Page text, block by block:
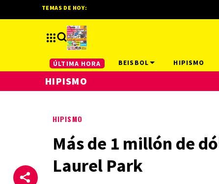
HIPISMO
Más de 1 millón de
Laurel Park
TEMAS DE HOY:
ÚLTIMA HORA BEISBOL HIPISMO
HIPISMO